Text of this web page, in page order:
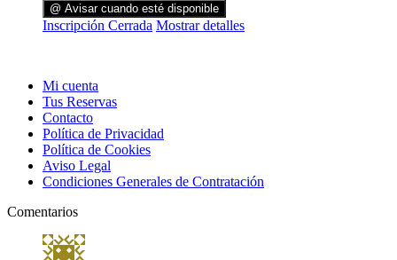
@ Avisar cuando esté disponible
Inscripción Cerrada Mostrar detalles
Mi cuenta
Tus Reservas
Contacto
Política de Privacidad
Política de Cookies
Aviso Legal
Condiciones Generales de Contratación
Comentarios